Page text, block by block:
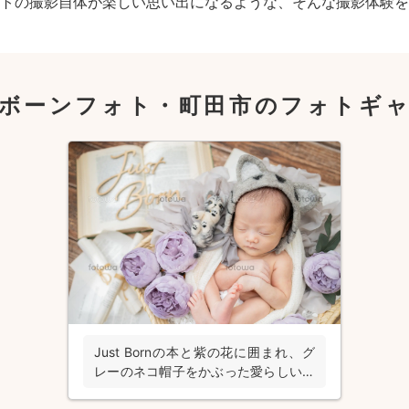
ーンフォト・町田市のフォトギ
Just Bornの本と紫の花に囲まれ、グ
レーのネコ帽子をかぶった愛らしいニ